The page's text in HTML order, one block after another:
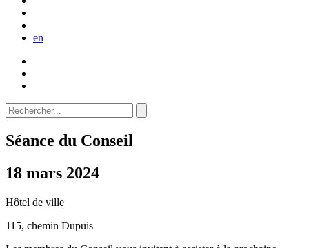
en
Séance du Conseil
18 mars 2024
Hôtel de ville
115, chemin Dupuis